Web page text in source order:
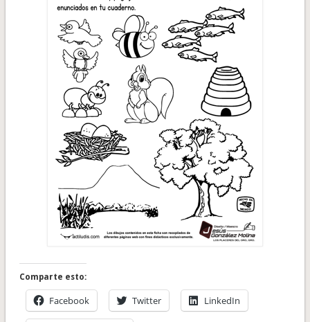
Comparte esto:
Facebook Twitter LinkedIn